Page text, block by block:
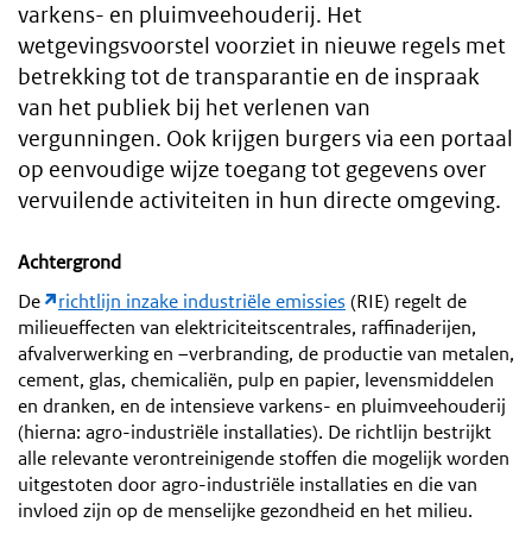
varkens- en pluimveehouderij. Het
wetgevingsvoorstel voorziet in nieuwe regels met
betrekking tot de transparantie en de inspraak
van het publiek bij het verlenen van
vergunningen. Ook krijgen burgers via een portaal
op eenvoudige wijze toegang tot gegevens over
vervuilende activiteiten in hun directe omgeving.
Achtergrond
De
richtlijn inzake industriële emissies(RIE) regelt de
milieueffecten van elektriciteitscentrales, raffinaderijen,
afvalverwerking en –verbranding, de productie van metalen,
cement, glas, chemicaliën, pulp en papier, levensmiddelen
en dranken, en de intensieve varkens- en pluimveehouderij
(hierna: agro-industriële installaties). De richtlijn bestrijkt
alle relevante verontreinigende stoffen die mogelijk worden
uitgestoten door agro-industriële installaties en die van
invloed zijn op de menselijke gezondheid en het milieu.